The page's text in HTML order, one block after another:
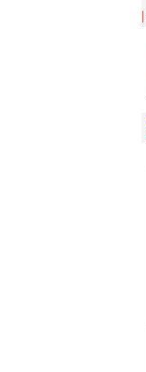
|